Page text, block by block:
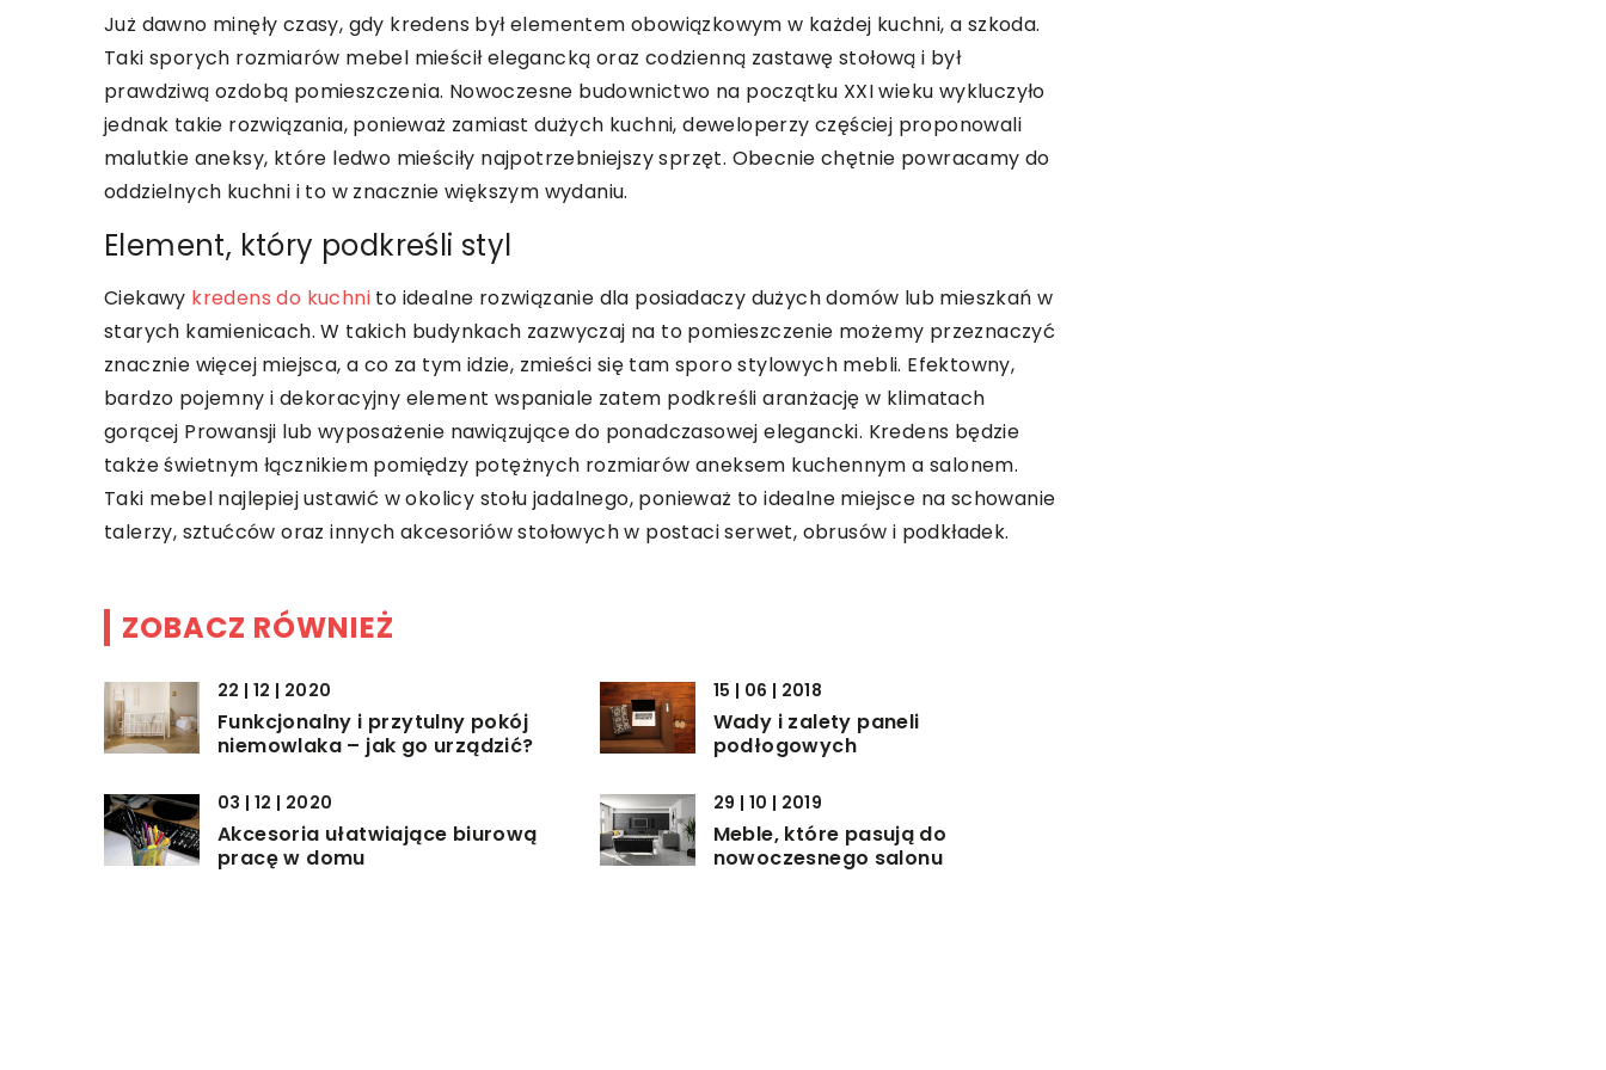
Już dawno minęły czasy, gdy kredens był elementem obowiązkowym w każdej kuchni, a szkoda.
Taki sporych rozmiarów mebel mieścił elegancką oraz codzienną zastawę stołową i był
prawdziwą ozdobą pomieszczenia. Nowoczesne budownictwo na początku XXI wieku wykluczyło
jednak takie rozwiązania, ponieważ zamiast dużych kuchni, deweloperzy częściej proponowali
malutkie aneksy, które ledwo mieściły najpotrzebniejszy sprzęt. Obecnie chętnie powracamy do
oddzielnych kuchni i to w znacznie większym wydaniu.
Element, który podkreśli styl
Ciekawy kredens do kuchni to idealne rozwiązanie dla posiadaczy dużych domów lub mieszkań w
starych kamienicach. W takich budynkach zazwyczaj na to pomieszczenie możemy przeznaczyć
znacznie więcej miejsca, a co za tym idzie, zmieści się tam sporo stylowych mebli. Efektowny,
bardzo pojemny i dekoracyjny element wspaniale zatem podkreśli aranżację w klimatach
gorącej Prowansji lub wyposażenie nawiązujące do ponadczasowej elegancki. Kredens będzie
także świetnym łącznikiem pomiędzy potężnych rozmiarów aneksem kuchennym a salonem.
Taki mebel najlepiej ustawić w okolicy stołu jadalnego, ponieważ to idealne miejsce na schowanie
talerzy, sztućców oraz innych akcesoriów stołowych w postaci serwet, obrusów i podkładek.
ZOBACZ RÓWNIEŻ
22 | 12 | 2020
Funkcjonalny i przytulny pokój
niemowlaka – jak go urządzić?
15 | 06 | 2018
Wady i zalety paneli
podłogowych
03 | 12 | 2020
Akcesoria ułatwiające biurową
pracę w domu
29 | 10 | 2019
Meble, które pasują do
nowoczesnego salonu